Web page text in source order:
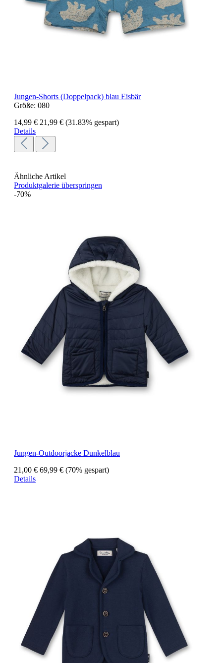
Jungen-Shorts (Doppelpack) blau Eisbär
Größe: 080
14,99 € 21,99 € (31.83% gespart)
Details
Ähnliche Artikel
Produktgalerie überspringen
-70%
Jungen-Outdoorjacke Dunkelblau
21,00 € 69,99 € (70% gespart)
Details